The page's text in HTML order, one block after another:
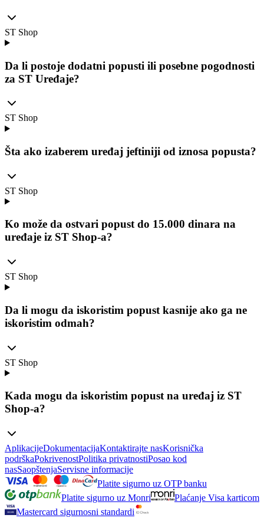
ST Shop
Da li postoje dodatni popusti ili posebne pogodnosti
za ST Uređaje?
ST Shop
Šta ako izaberem uređaj jeftiniji od iznosa popusta?
ST Shop
Ko može da ostvari popust do 15.000 dinara na
uređaje iz ST Shop-a?
ST Shop
Da li mogu da iskoristim popust kasnije ako ga ne
iskoristim odmah?
ST Shop
Kada mogu da iskoristim popust na uređaj iz ST
Shop-a?
AplikacijeDokumentacijaKontaktirajte nasKorisnička
podrškaPokrivenostPolitika privatnostiPosao kod
nasSaopštenjaServisne informacije
Platite sigurno uz OTP banku
Platite sigurno uz Monri
Plaćanje Visa karticom
Mastercard sigurnosni standardi